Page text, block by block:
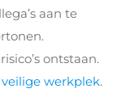
aan te
ontstaan.
werkplek.